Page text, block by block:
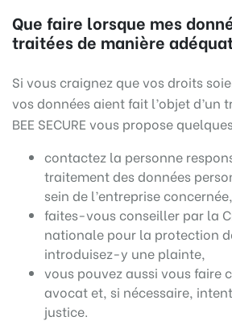
Que faire lorsque mes
traitées de manière
Si vous craignez que vos droits
vos données aient fait l’objet d’un
BEE SECURE vous propose
contactez la personne
traitement des données
sein de l’entreprise concernée,
faites-vous conseiller par la
nationale pour la protection
introduisez-y une plainte,
vous pouvez aussi vous faire
avocat et, si nécessaire,
justice.